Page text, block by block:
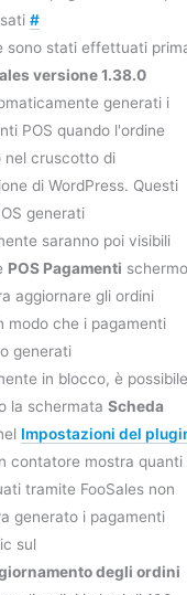
#
sono stati effettuati
versione 1.38.0
generati i
POS quando l'ordine
nel cruscotto di
di WordPress. Questi
generati
saranno poi visibili
POS Pagamenti
aggiornare gli ordini
modo che i pagamenti
generati
in blocco, è possibile
la schermata Scheda
Impostazioni del
contatore mostra quanti
tramite FooSales non
generato i pagamenti
sul
degli ordini